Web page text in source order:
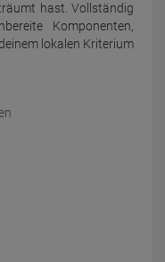
hast. Vollständig
Komponenten,
lokalen Kriterium